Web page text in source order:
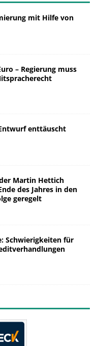
mit Hilfe von
– Regierung muss
enttäuscht
Martin Hettich
des Jahres in den
geregelt
Schwierigkeiten für